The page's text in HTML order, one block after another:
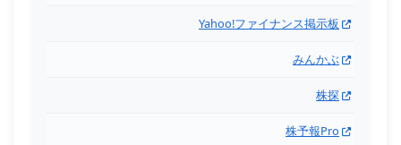
Yahoo!ファイナンス掲示板
みんかぶ
株探
株予報Pro